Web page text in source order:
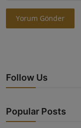
Yorum Gönder
Follow Us
Popular Posts